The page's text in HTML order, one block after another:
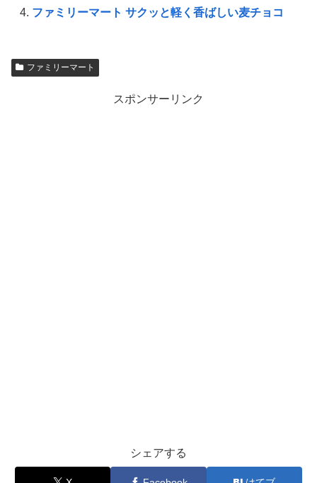
ファミリーマート サクッと軽く香ばしい麦チョコ
ファミリーマート
スポンサーリンク
シェアする